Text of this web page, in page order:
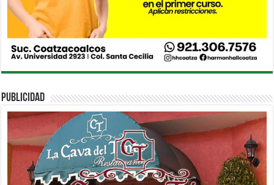
PUBLICIDAD